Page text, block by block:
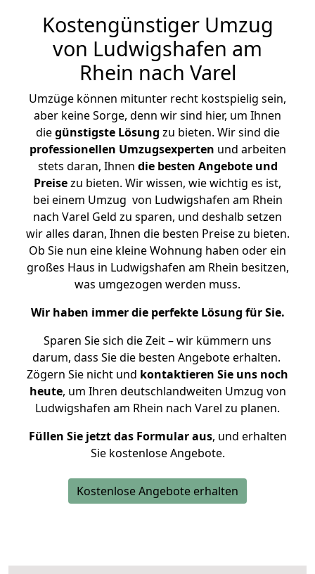
Kostengünstiger Umzug
von Ludwigshafen am
Rhein nach Varel
Umzüge können mitunter recht kostspielig sein,
aber keine Sorge, denn wir sind hier, um Ihnen
diegünstigste Lösung zu bieten. Wir sind die
professionellen Umzugsexperten und arbeiten
stets daran, Ihnen die besten Angebote und
Preisezu bieten. Wir wissen, wie wichtig es ist,
bei einem Umzug von Ludwigshafen am Rhein
nach Varel Geld zu sparen, und deshalb setzen
wir alles daran, Ihnen die besten Preise zu bieten.
Ob Sie nun eine kleine Wohnung haben oder ein
großes Haus in Ludwigshafen am Rhein besitzen,
was umgezogen werden muss.
Wir haben immer die perfekte Lösung für Sie.
Sparen Sie sich die Zeit – wir kümmern uns
darum, dass Sie die besten Angebote erhalten.
Zögern Sie nicht und kontaktieren Sie uns noch
heute, um Ihren deutschlandweiten Umzug von
Ludwigshafen am Rhein nach Varel zu planen.
Füllen Sie jetzt das Formular aus, und erhalten
Sie kostenlose Angebote.
Kostenlose Angebote erhalten